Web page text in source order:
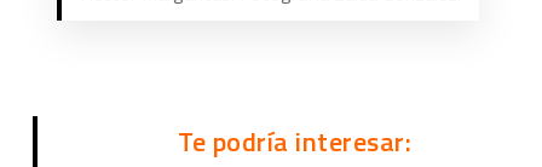
Te podría interesar: